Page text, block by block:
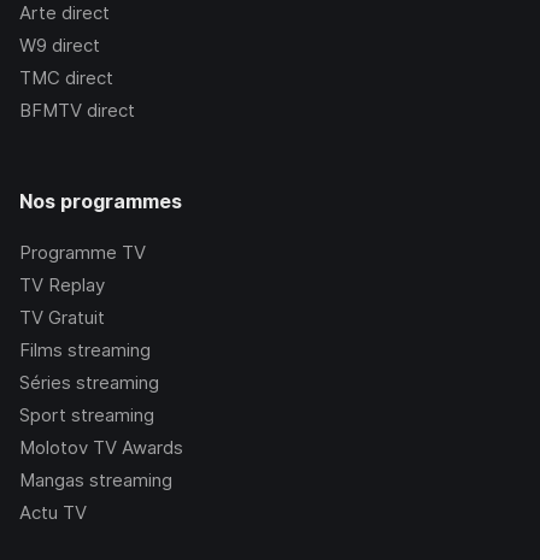
Arte direct
W9 direct
TMC direct
BFMTV direct
Nos programmes
Programme TV
TV Replay
TV Gratuit
Films streaming
Séries streaming
Sport streaming
Molotov TV Awards
Mangas streaming
Actu TV